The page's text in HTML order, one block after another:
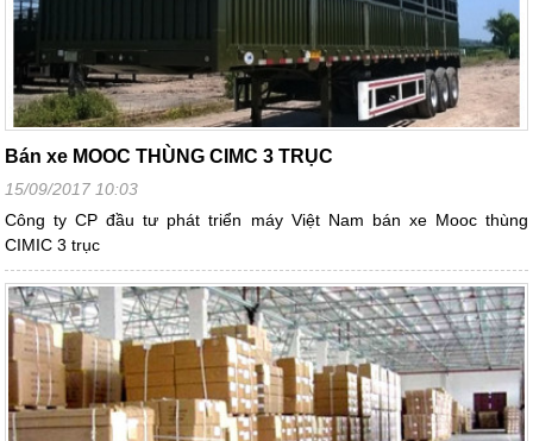
Bán xe MOOC THÙNG CIMC 3 TRỤC
15/09/2017 10:03
Công ty CP đầu tư phát triển máy Việt Nam bán xe Mooc thùng
CIMIC 3 trục